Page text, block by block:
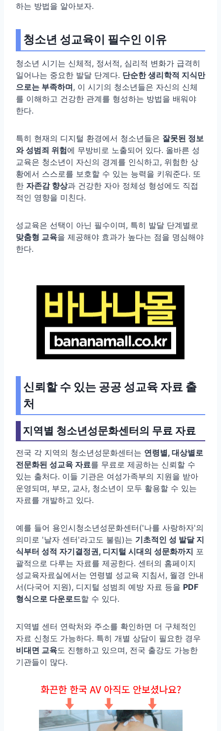
하는 방법을 알아보자.
청소년 성교육이 필수인 이유
청소년 시기는 신체적, 정서적, 심리적 변화가 급격히
일어나는 중요한 발달 단계다. 단순한 생리학적 지식만
으로는 부족하며, 이 시기의 청소년들은 자신의 신체
를 이해하고 건강한 관계를 형성하는 방법을 배워야
한다.
특히 현재의 디지털 환경에서 청소년들은 잘못된 정보
와 성범죄 위험에 무방비로 노출되어 있다. 올바른 성
교육은 청소년이 자신의 경계를 인식하고, 위험한 상
황에서 스스로를 보호할 수 있는 능력을 키워준다. 또
한 자존감 향상과 건강한 자아 정체성 형성에도 직접
적인 영향을 미친다.
성교육은 선택이 아닌 필수이며, 특히 발달 단계별로
맞춤형 교육을 제공해야 효과가 높다는 점을 명심해야
한다.
신뢰할 수 있는 공공 성교육 자료 출
처
지역별 청소년성문화센터의 무료 자료
전국 각 지역의 청소년성문화센터는 연령별, 대상별로
전문화된 성교육 자료를 무료로 제공하는 신뢰할 수
있는 출처다. 이들 기관은 여성가족부의 지원을 받아
운영되며, 부모, 교사, 청소년이 모두 활용할 수 있는
자료를 개발하고 있다.
예를 들어 용인시청소년성문화센터('나를 사랑하자'의
의미로 '날자 센터'라고도 불림)는 기초적인 성 발달 지
식부터 성적 자기결정권, 디지털 시대의 성문화까지 포
괄적으로 다루는 자료를 제공한다. 센터의 홈페이지
성교육자료실에서는 연령별 성교육 지침서, 월경 안내
서(다국어 지원), 디지털 성범죄 예방 자료 등을 PDF
형식으로 다운로드할 수 있다.
지역별 센터 연락처와 주소를 확인하면 더 구체적인
자료 신청도 가능하다. 특히 개별 상담이 필요한 경우
비대면 교육도 진행하고 있으며, 전국 출강도 가능한
기관들이 많다.